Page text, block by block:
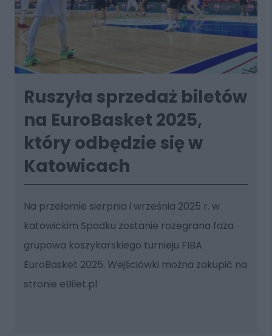
Ruszyła sprzedaż biletów
na EuroBasket 2025,
który odbędzie się w
Katowicach
Na przełomie sierpnia i września 2025 r. w
katowickim Spodku zostanie rozegrana faza
grupowa koszykarskiego turnieju FIBA
EuroBasket 2025. Wejściówki można zakupić na
stronie eBilet.pl